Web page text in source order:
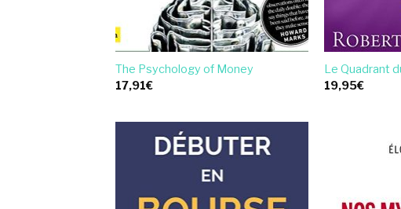
The Psychology of Money
17,91€
Le Quadrant
19,95€